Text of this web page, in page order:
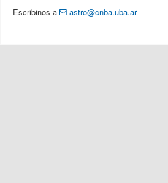
Escribinos a
astro@cnba.uba.ar